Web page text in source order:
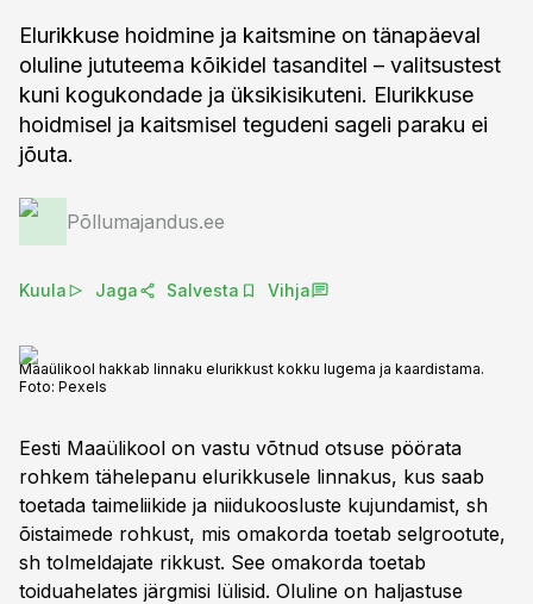
Elurikkuse hoidmine ja kaitsmine on tänapäeval
oluline jututeema kõikidel tasanditel – valitsustest
kuni kogukondade ja üksikisikuteni. Elurikkuse
hoidmisel ja kaitsmisel tegudeni sageli paraku ei
jõuta.
Põllumajandus.ee
Kuula Jaga Salvesta Vihja
Maaülikool hakkab linnaku elurikkust kokku lugema ja kaardistama.
Foto: Pexels
Eesti Maaülikool on vastu võtnud otsuse pöörata
rohkem tähelepanu elurikkusele linnakus, kus saab
toetada taimeliikide ja niidukoosluste kujundamist, sh
õistaimede rohkust, mis omakorda toetab selgrootute,
sh tolmeldajate rikkust. See omakorda toetab
toiduahelates järgmisi lülisid. Oluline on haljastuse